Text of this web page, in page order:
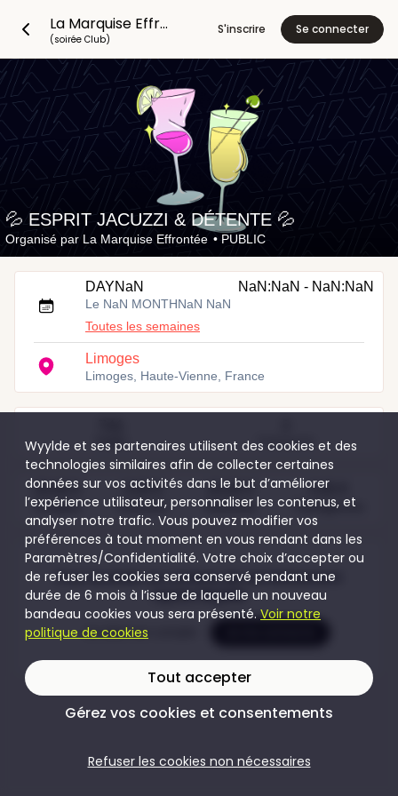
La Marquise Effrontée
(soirée Club)
S'inscrire Se connecter
💦 ESPRIT JACUZZI & DÉTENTE 💦
Organisé par La Marquise Effrontée • PUBLIC
DAYNaN NaN:NaN - NaN:NaN
Le NaN MONTHNaN NaN
Toutes les semaines
Limoges
Limoges, Haute-Vienne, France
Visites Participants
20,00 €
Couples
5,00 €
Femmes
20,00 €
Hommes
5,00 €
Transgenres
Pour accéder au contenu de cet évènement
rejoins Wyylde
Je crée mon compte
Wyylde et ses partenaires utilisent des cookies et des
technologies similaires afin de collecter certaines
données sur vos activités dans le but d’améliorer
l’expérience utilisateur, personnaliser les contenus, et
analyser notre trafic. Vous pouvez modifier vos
préférences à tout moment en vous rendant dans les
Paramètres/Confidentialité. Votre choix d’accepter ou
de refuser les cookies sera conservé pendant une
durée de 6 mois à l’issue de laquelle un nouveau
bandeau cookies vous sera présenté. Voir notre
politique de cookies
Tout accepter
Gérez vos cookies et consentements
Refuser les cookies non nécessaires